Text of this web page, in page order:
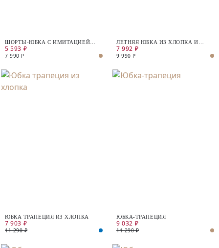
ШОРТЫ-ЮБКА С ИМИТАЦИЕЙ
ЗАПАХА
5 593 ₽
7 990 ₽
ЛЕТНЯЯ ЮБКА ИЗ ХЛОПКА И
ЛЬНА
7 992 ₽
9 990 ₽
ЮБКА ТРАПЕЦИЯ ИЗ ХЛОПКА
7 903 ₽
11 290 ₽
ЮБКА-ТРАПЕЦИЯ
9 032 ₽
11 290 ₽